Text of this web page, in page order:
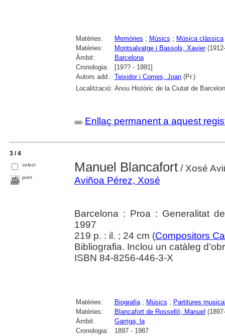
Matèries: Memòries ; Músics ; Música clàssica
Matèries:
Montsalvatge i Bassols, Xavier
Àmbit:
Barcelona
Cronologia:
[19?? - 1991]
Autors add.: Teixidor i Comes, Joan(Pr.)
Localització: Arxiu Històric de la Ciutat de
Enllaç permanent a aquest
3 / 4
select
print
Manuel Blancafort/ Xosé
Aviñoa Pérez, Xosé
Barcelona : Proa : Generalitat
1997
219 p. : il. ; 24 cm (Compositors
Bibliografia. Inclou un catàleg
ISBN 84-8256-446-3-X
Matèries: Biografia; Músics ; Partitures
Matèries:
Blancafort de Rosselló, Manuel
Àmbit:
Garriga, la
Cronologia:
1897 - 1987